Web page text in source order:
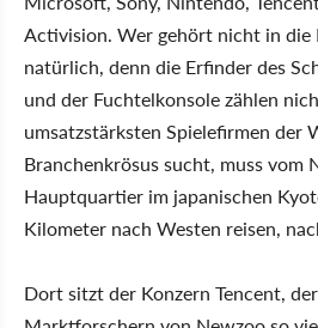
Activision. Wer gehört nicht in die
natürlich, denn die Erfinder des
und der Fuchtelkonsole zählen
umsatzstärksten Spielefirmen der
Branchenkrösus sucht, muss vom
Hauptquartier im japanischen
Kilometer nach Westen reisen,
Dort sitzt der Konzern Tencent,